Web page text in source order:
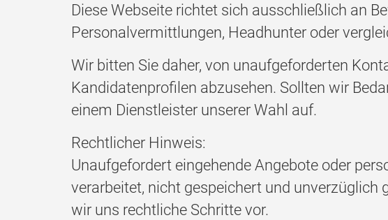
Diese Webseite richtet sich ausschließlich an
Personalvermittlungen, Headhunter oder
Wir bitten Sie daher, von unaufgeforderten
Kandidatenprofilen abzusehen. Sollten wir
einem Dienstleister unserer Wahl auf.
Rechtlicher Hinweis:
Unaufgefordert eingehende Angebote oder
verarbeitet, nicht gespeichert und
wir uns rechtliche Schritte vor.